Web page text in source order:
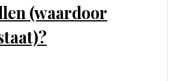
(waardoor